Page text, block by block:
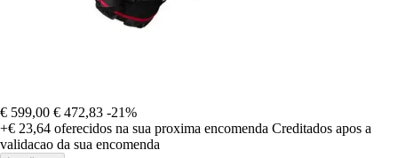
€ 599,00 € 472,83 -21%
+€ 23,64 oferecidos na sua proxima encomenda Creditados apos a
validacao da sua encomenda